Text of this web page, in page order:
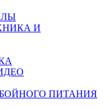
И
ПИТАНИЯ